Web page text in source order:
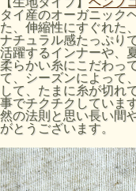
タイ産のオーガニック
た、伸縮性にすぐれた
ナチュラル感たっぷり
活躍するインナーや、
柔らかい糸にこだわっ
て、シーズンによって
して、たまに糸が切れ
事でチクチクしていま
然の法則と思い長い間
がとうございます。